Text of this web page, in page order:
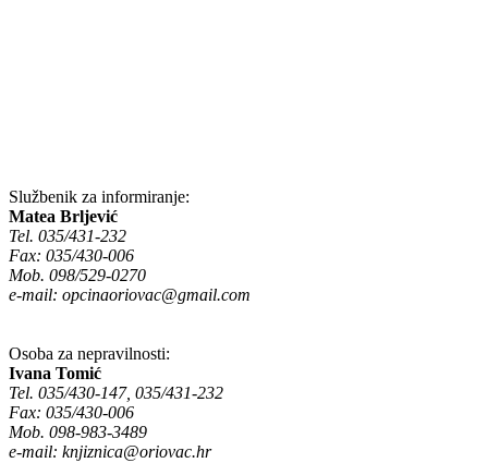
Službenik za informiranje:
Matea Brljević
Tel. 035/431-232
Fax: 035/430-006
Mob. 098/529-0270
e-mail: opcinaoriovac@gmail.com
Osoba za nepravilnosti:
Ivana Tomić
Tel. 035/430-147, 035/431-232
Fax: 035/430-006
Mob. 098-983-3489
e-mail: knjiznica@oriovac.hr